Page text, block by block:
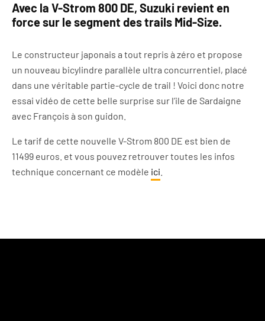
Avec la V-Strom 800 DE, Suzuki revient en
force sur le segment des trails Mid-Size.
Le constructeur japonais a tout repris à zéro et propose
un nouveau bicylindre parallèle ultra concurrentiel, placé
dans une véritable partie-cycle de trail ! Voici donc notre
essai vidéo de cette belle surprise sur l’ile de Sardaigne
avec François à son guidon.
Le tarif de cette nouvelle V-Strom 800 DE est bien de
11499 euros. et vous pouvez retrouver toutes les infos
technique concernant ce modèle ici